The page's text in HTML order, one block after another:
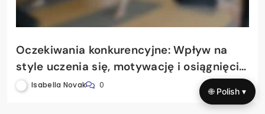
Oczekiwania konkurencyjne: Wpływ na
style uczenia się, motywację i osiągnięcia
akademickie w edukacji
Isabella Novak 0
🌐 Polish ▾